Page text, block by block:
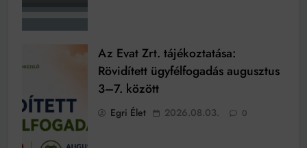
Az Evat Zrt. tájékoztatása:
Rövidített ügyfélfogadás augusztus
3–7. között
Egri Élet 2026.08.03. 0